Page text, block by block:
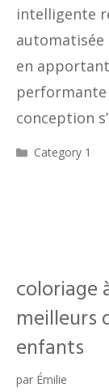
intelligente
en
performante
conception
Catégories
Category 1
coloriage
meilleurs
enfants
par Émilie